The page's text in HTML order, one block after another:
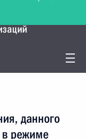
с
данного
в режиме